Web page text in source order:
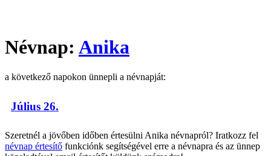
Névnap: Anika
a következő napokon ünnepli a névnapját:
Július 26.
Szeretnél a jövőben időben értesülni Anika névnapról? Iratkozz fel
névnap értesítő funkciónk segítségével erre a névnapra és az ünnep